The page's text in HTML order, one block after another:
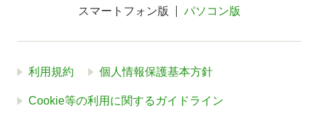
スマートフォン版 パソコン版
利用規約 個人情報保護基本方針
Cookie等の利用に関するガイドライン